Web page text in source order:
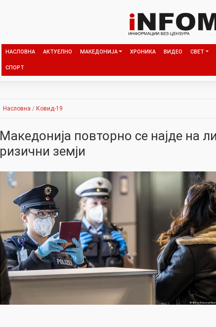
НАСЛОВНА АКТУЕЛНО МАКЕДОНИЈА ХРОНИКА ВИДЕО СВЕТ
СПОРТ
Насловна / Ковид-19
Македонија повторно се најде на
ризични земји